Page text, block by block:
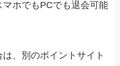
ホでもPCでも退会可能
、別のポイントサイト